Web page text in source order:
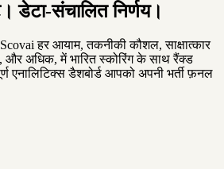
डेटा-संचालित निर्णय।
हर आयाम, तकनीकी कौशल, साक्षात्कार
और अधिक, में भारित स्कोरिंग के साथ रैंक्ड
एनालिटिक्स डैशबोर्ड आपको अपनी भर्ती फ़नल